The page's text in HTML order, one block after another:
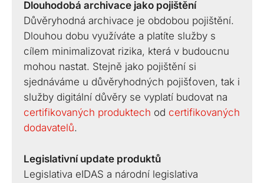
Dlouhodobá archivace jako pojištění
Důvěryhodná archivace je obdobou pojištění.
Dlouhou dobu využíváte a platíte služby s
cílem minimalizovat rizika, která v budoucnu
mohou nastat. Stejně jako pojištění si
sjednáváme u důvěryhodných pojišťoven, tak i
služby digitální důvěry se vyplatí budovat na
certifikovaných produktech od certifikovaných
dodavatelů.
Legislativní update produktů
Legislativa eIDAS a národní legislativa